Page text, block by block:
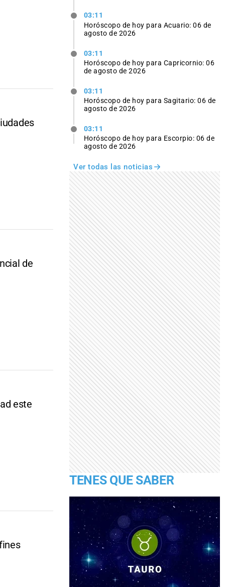
de
este
03:11
Horóscopo de hoy para Acuario: 06 de
agosto de 2026
03:11
Horóscopo de hoy para Capricornio: 06
de agosto de 2026
03:11
Horóscopo de hoy para Sagitario: 06 de
agosto de 2026
03:11
Horóscopo de hoy para Escorpio: 06 de
agosto de 2026
Ver todas las noticias
TENES QUE SABER